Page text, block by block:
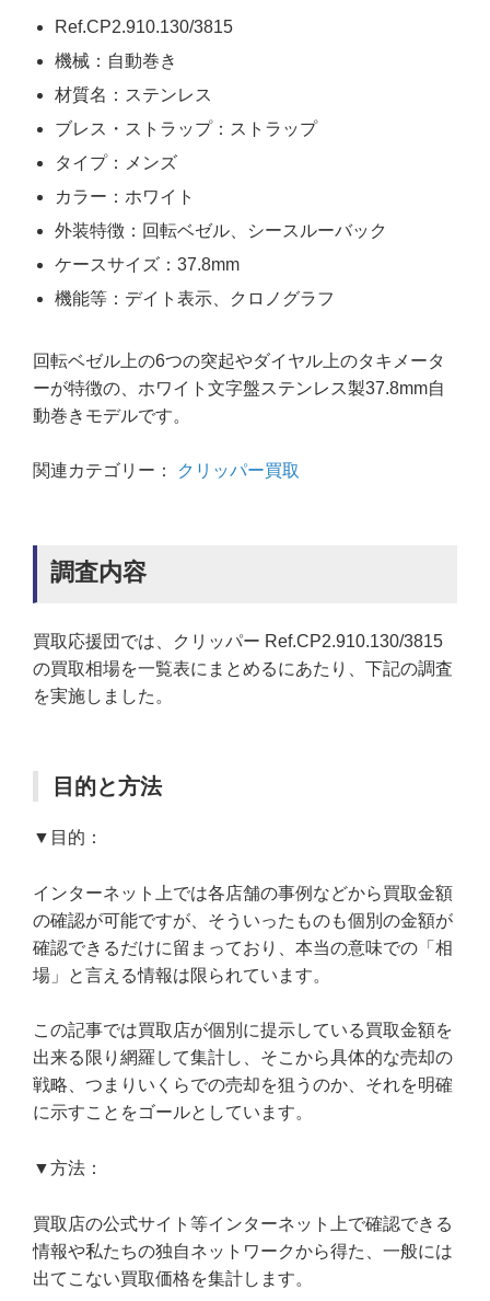
Ref.CP2.910.130/3815
機械：自動巻き
材質名：ステンレス
ブレス・ストラップ：ストラップ
タイプ：メンズ
カラー：ホワイト
外装特徴：回転ベゼル、シースルーバック
ケースサイズ：37.8mm
機能等：デイト表示、クロノグラフ
回転ベゼル上の6つの突起やダイヤル上のタキメータ
ーが特徴の、ホワイト文字盤ステンレス製37.8mm自
動巻きモデルです。
関連カテゴリー： クリッパー買取
調査内容
買取応援団では、クリッパー Ref.CP2.910.130/3815
の買取相場を一覧表にまとめるにあたり、下記の調査
を実施しました。
目的と方法
▼目的：
インターネット上では各店舗の事例などから買取金額
の確認が可能ですが、そういったものも個別の金額が
確認できるだけに留まっており、本当の意味での「相
場」と言える情報は限られています。
この記事では買取店が個別に提示している買取金額を
出来る限り網羅して集計し、そこから具体的な売却の
戦略、つまりいくらでの売却を狙うのか、それを明確
に示すことをゴールとしています。
▼方法：
買取店の公式サイト等インターネット上で確認できる
情報や私たちの独自ネットワークから得た、一般には
出てこない買取価格を集計します。